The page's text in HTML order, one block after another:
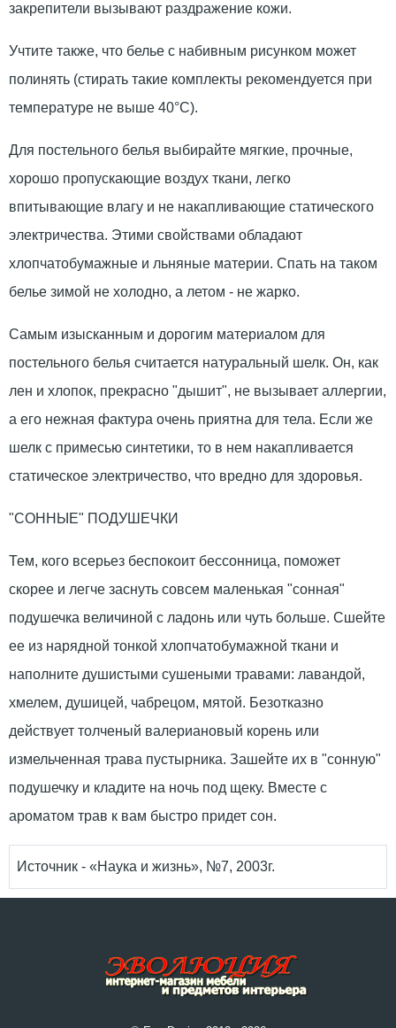
закрепители вызывают раздражение кожи.
Учтите также, что белье с набивным рисунком может
полинять (стирать такие комплекты рекомендуется при
температуре не выше 40°С).
Для постельного белья выбирайте мягкие, прочные,
хорошо пропускающие воздух ткани, легко
впитывающие влагу и не накапливающие статического
электричества. Этими свойствами обладают
хлопчатобумажные и льняные материи. Спать на таком
белье зимой не холодно, а летом - не жарко.
Самым изысканным и дорогим материалом для
постельного белья считается натуральный шелк. Он, как
лен и хлопок, прекрасно "дышит", не вызывает аллергии,
а его нежная фактура очень приятна для тела. Если же
шелк с примесью синтетики, то в нем накапливается
статическое электричество, что вредно для здоровья.
"СОННЫЕ" ПОДУШЕЧКИ
Тем, кого всерьез беспокоит бессонница, поможет
скорее и легче заснуть совсем маленькая "сонная"
подушечка величиной с ладонь или чуть больше. Сшейте
ее из нарядной тонкой хлопчатобумажной ткани и
наполните душистыми сушеными травами: лавандой,
хмелем, душицей, чабрецом, мятой. Безотказно
действует толченый валериановый корень или
измельченная трава пустырника. Зашейте их в "сонную"
подушечку и кладите на ночь под щеку. Вместе с
ароматом трав к вам быстро придет сон.
Источник - «Наука и жизнь», №7, 2003г.